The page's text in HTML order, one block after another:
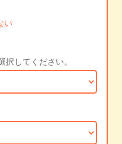
い
してください。